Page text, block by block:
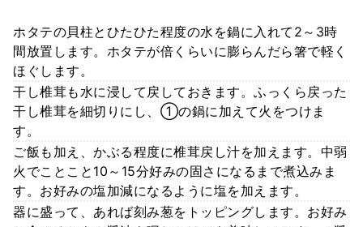
ホタテの貝柱とひたひた程度の水を鍋に入れて2～3時
間放置します。ホタテが倍くらいに膨らんだら箸で軽く
ほぐします。
干し椎茸も水に浸して戻しておきます。ふっくら戻った
干し椎茸を細切りにし、①の鍋に加えて火をつけま
す。
ご飯も加え、かぶる程度に椎茸戻し汁を加えます。中弱
火でことこと10～15分好みの固さになるまで煮込みま
す。お好みの塩加減になるように塩を加えます。
器に盛って、あれば刻み葱をトッピングします。お好み